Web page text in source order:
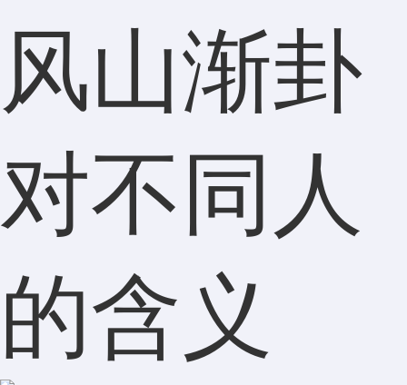
风山渐卦
对不同人
的含义